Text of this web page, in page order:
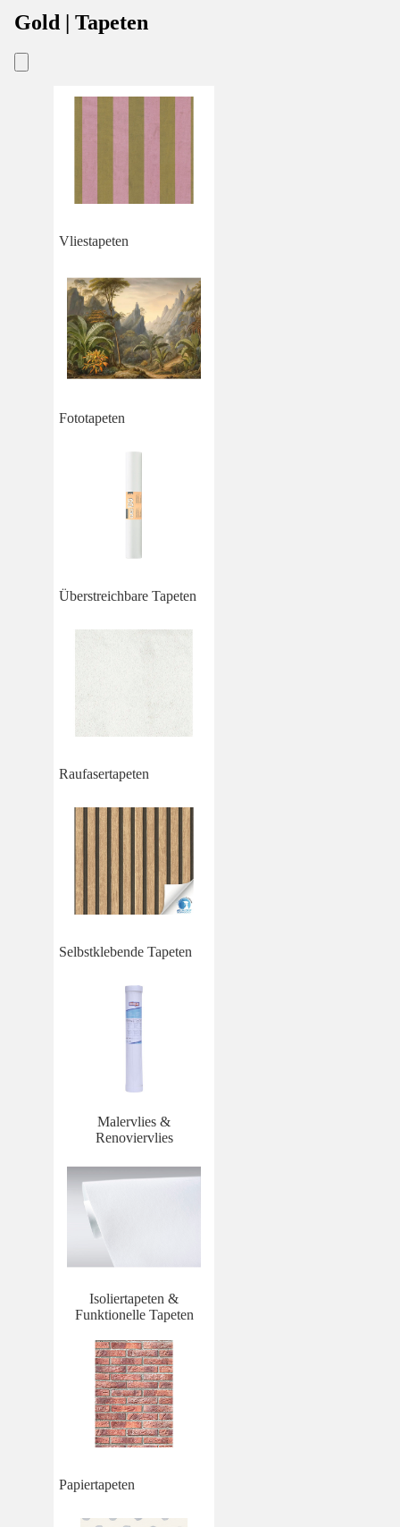
Gold | Tapeten
Vliestapeten
Fototapeten
Überstreichbare Tapeten
Raufasertapeten
Selbstklebende Tapeten
Malervlies &
Renoviervlies
Isoliertapeten &
Funktionelle Tapeten
Papiertapeten